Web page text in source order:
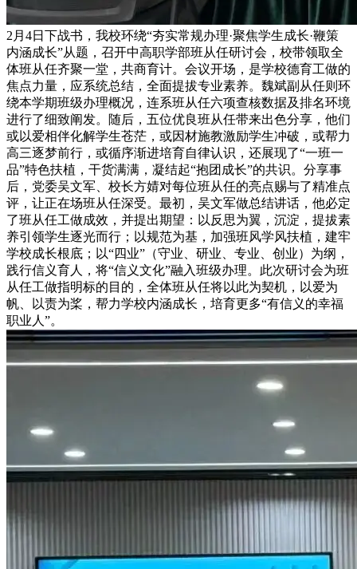
2月4日下战书，我校环绕“夯实常规办理·聚焦学生成长·鞭策
内涵成长”从题，召开中高职学部班从任研讨会，校带领取全
体班从任齐聚一堂，共商育计。会议开场，是学校德育工做的
焦点力量，应系统总结，全面提拔专业素养。魏斌副从任则环
绕本学期班级办理概况，连系班从任六项查核数据及排名环境
进行了细致阐发。随后，五位优良班从任带来出色分享，他们
或以爱相伴化解学生苍茫，或因材施教激励学生冲破，或帮力
高三逐梦前行，或循序渐进培育自律认识，还展现了“一班一
品”特色扶植，干货满满，凝结起“抱团成长”的共识。分享事
后，党委吴文军、校长方婧对每位班从任的亮点赐与了精准点
评，让正在场班从任深受。最初，吴文军做总结讲话，他必定
了班从任工做成效，并提出期望：以反思为翼，沉淀，提拔素
养引领学生逐光而行；以规范为基，加强班风学风扶植，建牢
学校成长根底；以“四业”（守业、研业、专业、创业）为纲，
践行信义育人，将“信义文化”融入班级办理。此次研讨会为班
从任工做指明标的目的，全体班从任将以此为契机，以爱为
帆、以责为桨，帮力学校内涵成长，培育更多“有信义的幸福
职业人”。